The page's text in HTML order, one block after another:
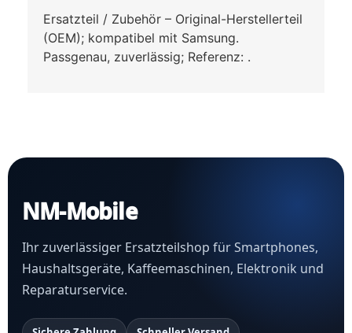
Ersatzteil / Zubehör – Original-Herstellerteil
(OEM); kompatibel mit Samsung.
Passgenau, zuverlässig; Referenz: .
NM-Mobile
Ihr zuverlässiger Ersatzteilshop für Smartphones,
Haushaltsgeräte, Kaffeemaschinen, Elektronik und
Reparaturservice.